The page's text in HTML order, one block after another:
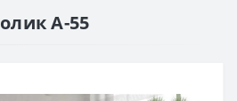
А-55